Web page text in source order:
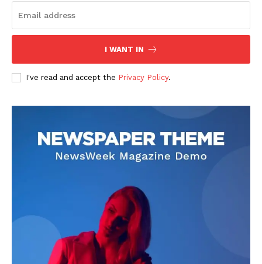
DOWNLOAD NOW
AIN NEWS 1
Contact Us
About Us
Privacy Policy
I WANT IN
I've read and accept the Privacy Policy.